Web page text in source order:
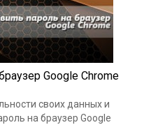
Google Chrome
своих данных и
на браузер Google